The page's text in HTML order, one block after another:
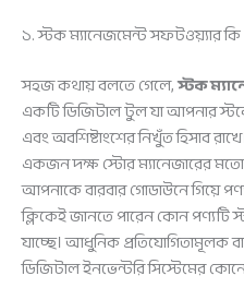
১. স্টক ম্যানেজমেন্ট সফটওয়্যার
সহজ কথায় বলতে গেলে,স্টক
একটি ডিজিটাল টুল যা আপনার স্টকে
এবং অবশিষ্টাংশের নিখুঁত হিসাব
একজন দক্ষ স্টোর ম্যানেজারের
আপনাকে বারবার গোডাউনে গিয়ে
ক্লিকেই জানতে পারেন কোন
যাচ্ছে। আধুনিক প্রতিযোগিতামূলক
ডিজিটাল ইনভেন্টরি সিস্টেমের